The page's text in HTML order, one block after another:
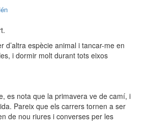
d’altra espècie animal i tancar-me en
i dormir molt durant tots eixos
es nota que la primavera ve de camí, i
Pareix que els carrers tornen a ser
de nou riures i converses per les